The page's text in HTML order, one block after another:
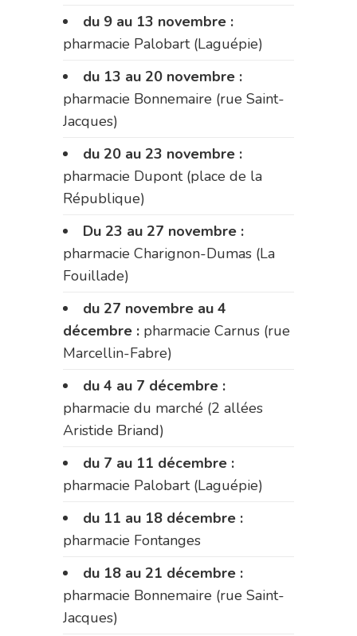
du 9 au 13 novembre :
pharmacie Palobart (Laguépie)
du 13 au 20 novembre :
pharmacie Bonnemaire (rue Saint-
Jacques)
du 20 au 23 novembre :
pharmacie Dupont (place de la
République)
Du 23 au 27 novembre :
pharmacie Charignon-Dumas (La
Fouillade)
du 27 novembre au 4
décembre : pharmacie Carnus (rue
Marcellin-Fabre)
du 4 au 7 décembre :
pharmacie du marché (2 allées
Aristide Briand)
du 7 au 11 décembre :
pharmacie Palobart (Laguépie)
du 11 au 18 décembre :
pharmacie Fontanges
du 18 au 21 décembre :
pharmacie Bonnemaire (rue Saint-
Jacques)